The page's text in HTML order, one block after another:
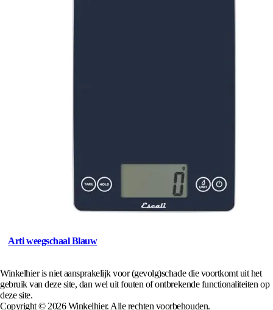
Arti weegschaal Blauw
Winkelhier is niet aansprakelijk voor (gevolg)schade die voortkomt uit het
gebruik van deze site, dan wel uit fouten of ontbrekende functionaliteiten op
deze site.
Copyright © 2026 Winkelhier. Alle rechten voorbehouden.